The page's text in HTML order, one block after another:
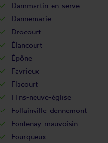
Dammartin-en-serve
Dannemarie
Drocourt
Élancourt
Épône
Favrieux
Flacourt
Flins-neuve-église
Follainville-dennemont
Fontenay-mauvoisin
Fourqueux